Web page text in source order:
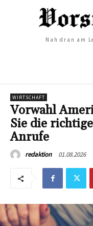
Nah dran am
WIRTSCHAFT
Vorwahl
Sie die
Anrufe
redaktion 01.08.2026